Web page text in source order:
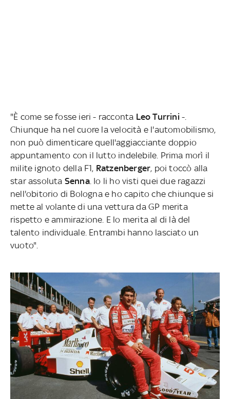
"È come se fosse ieri - racconta Leo Turrini -.
Chiunque ha nel cuore la velocità e l'automobilismo,
non può dimenticare quell'aggiacciante doppio
appuntamento con il lutto indelebile. Prima morì il
milite ignoto della F1, Ratzenberger, poi toccò alla
star assoluta Senna. Io li ho visti quei due ragazzi
nell'obitorio di Bologna e ho capito che chiunque si
mette al volante di una vettura da GP merita
rispetto e ammirazione. E lo merita al di là del
talento individuale. Entrambi hanno lasciato un
vuoto".